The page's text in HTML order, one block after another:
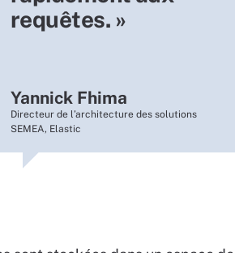
requêtes. »
Yannick Fhima
Directeur de l’architecture des solutions
SEMEA, Elastic